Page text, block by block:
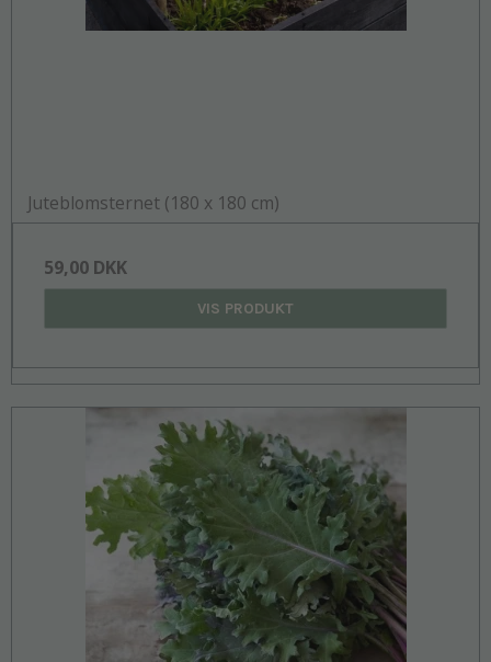
Juteblomsternet (180 x 180 cm)
59,00 DKK
VIS PRODUKT